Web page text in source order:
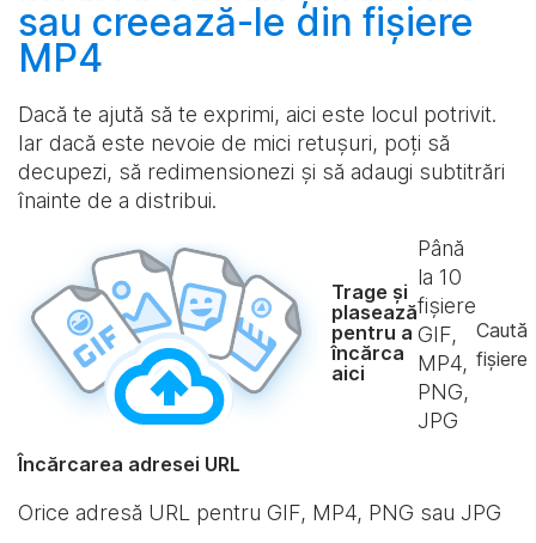
sau creează-le din fișiere
MP4
Dacă te ajută să te exprimi, aici este locul potrivit.
Iar dacă este nevoie de mici retușuri, poți să
decupezi, să redimensionezi și să adaugi subtitrări
înainte de a distribui.
Trage și
plasează
pentru a
încărca
aici
Până
la 10
fișiere
GIF,
MP4,
PNG,
JPG
Caută
fișiere
Încărcarea adresei URL
Orice adresă URL pentru GIF, MP4, PNG sau JPG